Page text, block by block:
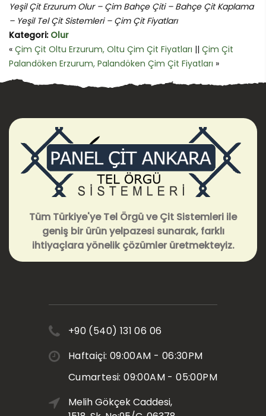
Yeşil Çit Erzurum Olur – Çim Bahçe Çiti – Bahçe Çit Kaplama
– Yeşil Tel Çit Sistemleri – Çim Çit Fiyatları
Kategori: Olur
« Çim Çit Oltu Erzurum, Oltu Çim Çit Fiyatları || Çim Çit
Palandöken Erzurum, Palandöken Çim Çit Fiyatları »
Tüm Türkiye'ye Tel Örgü ve Çit Sistemleri ile
geniş bir ürün yelpazesi sunarak, farklı
ihtiyaçlara yönelik çözümler üretmekteyiz.
+90 (540) 131 06 06
Haftaiçi: 09:00AM - 06:30PM
Cumartesi: 09:00AM - 05:00PM
Melih Gökçek Caddesi,